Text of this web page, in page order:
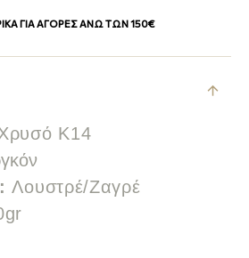
ΓΙΑ ΑΓΟΡΕΣ ΑΝΩ ΤΩΝ 150€
Κ14
Λουστρέ/Ζαγρέ